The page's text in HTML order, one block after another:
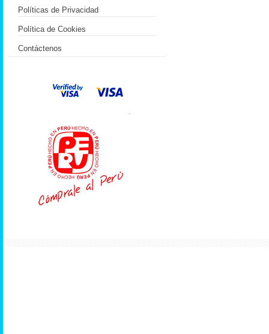
Políticas de Privacidad
Política de Cookies
Contáctenos
.